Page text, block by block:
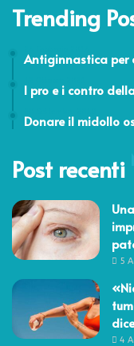
Trending
Antiginnastica per
I pro e i contro
Donare il midollo
Post recenti
5
4